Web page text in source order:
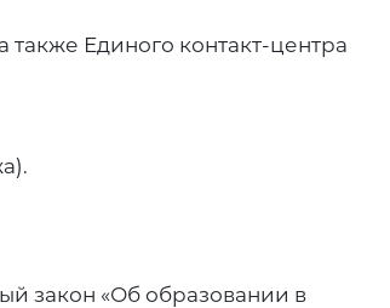
Единого контакт-центра
закон «Об образовании в